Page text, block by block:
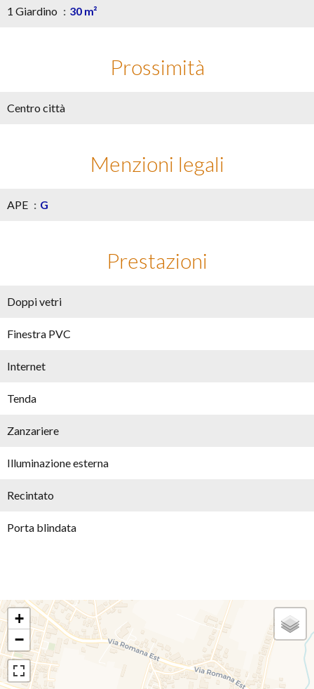
1 Giardino 30 m²
Prossimità
Centro città
Menzioni legali
APE G
Prestazioni
Doppi vetri
Finestra PVC
Internet
Tenda
Zanzariere
Illuminazione esterna
Recintato
Porta blindata
+
−